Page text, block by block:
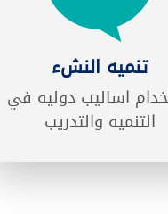
تنميه النشء
اساليب دوليه في
التنميه والتدريب